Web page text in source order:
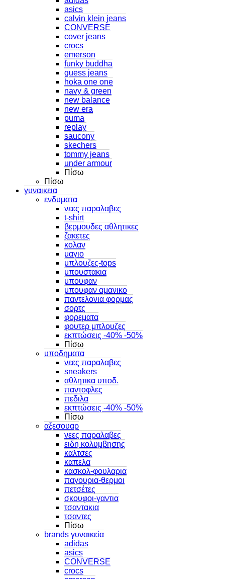
asics
calvin klein jeans
CONVERSE
cover jeans
crocs
emerson
funky buddha
guess jeans
hoka one one
navy & green
new balance
new era
puma
replay
saucony
skechers
tommy jeans
under armour
Πίσω
Πίσω
γυναικεια
ενδυματα
νεες παραλαβες
t-shirt
βερμουδες αθλητικες
ζακετες
κολαν
μαγιο
μπλουζες-tops
μπουστακια
μπουφαν
μπουφαν αμανικο
παντελονια φορμας
σορτς
φορεματα
φουτερ μπλουζες
εκπτώσεις -40% -50%
Πίσω
υποδηματα
νεες παραλαβες
sneakers
αθλητικα υποδ.
παντοφλες
πεδιλα
εκπτώσεις -40% -50%
Πίσω
αξεσουαρ
νεες παραλαβες
ειδη κολυμβησης
καλτσες
καπελα
κασκολ-φουλαρια
παγουρια-θερμοι
πετσέτες
σκουφοι-γαντια
τσαντακια
τσαντες
Πίσω
brands γυναικεία
adidas
asics
CONVERSE
crocs